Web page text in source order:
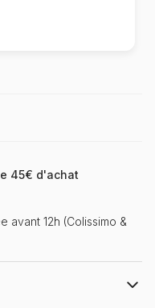
45€ d'achat
avant 12h (Colissimo &